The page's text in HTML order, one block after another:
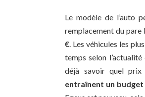
Le modèle de l’auto
remplacement du pare
€ . Les véhicules les
temps selon l’actualité
déjà savoir quel
entraînent un budget